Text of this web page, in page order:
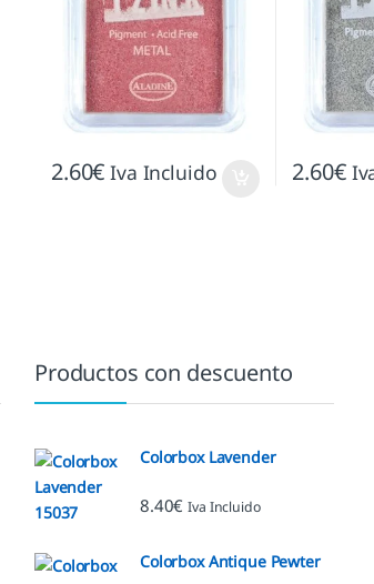
2.60€ Iva Incluido 2.60€
Productos con descuento
Colorbox Lavender
8.40€ Iva Incluido
Colorbox Antique Pewter